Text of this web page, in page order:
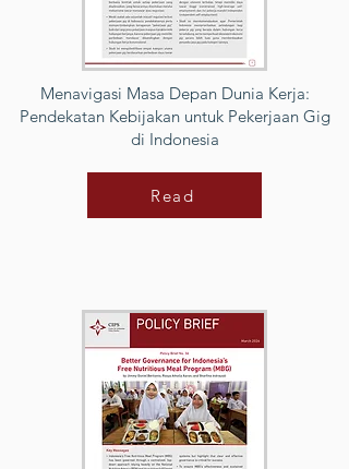
Menavigasi Masa Depan Dunia Kerja:
Pendekatan Kebijakan untuk Pekerjaan Gig
di Indonesia
Read